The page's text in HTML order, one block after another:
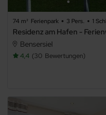
74 m² Ferienpark 3 Pers. 1
Bensersiel
4,4 30 Bewertungen